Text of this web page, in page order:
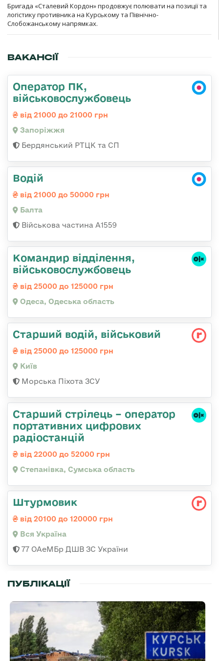
Бригада «Сталевий Кордон» продовжує полювати на позиції та
логістику противника на Курському та Північно-
Слобожанському напрямках.
ВАКАНСІЇ
Оператор ПК,
військовослужбовець
від 21000 до 21000 грн
Запоріжжя
Бердянський РТЦК та СП
Водій
від 21000 до 50000 грн
Балта
Військова частина А1559
Командир відділення,
військовослужбовець
від 25000 до 125000 грн
Одеса, Одеська область
Стаpший водій, військовий
від 25000 до 125000 грн
Київ
Морська Піхота ЗСУ
Старший стрілець – оператор
портативних цифрових
радіостанцій
від 22000 до 52000 грн
Степанівка, Сумська область
Штурмовик
від 20100 до 120000 грн
Вся Україна
77 ОАеМБр ДШВ ЗС України
ПУБЛІКАЦІЇ